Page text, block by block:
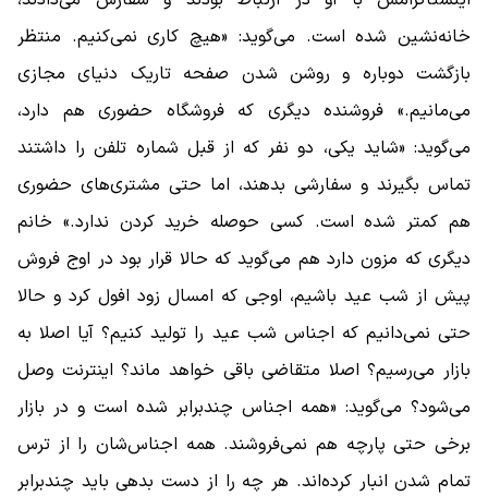
خانه‌نشین شده است. می‌گوید: «هیچ کاری نمی‌کنیم. منتظر
بازگشت دوباره و روشن شدن صفحه تاریک دنیای مجازی
می‌مانیم.» فروشنده دیگری که فروشگاه حضوری هم دارد،
می‌گوید: «شاید یکی، دو نفر که از قبل شماره تلفن را داشتند
تماس بگیرند و سفارشی بدهند، اما حتی مشتری‌های حضوری
هم کمتر شده است. کسی حوصله خرید کردن ندارد.» خانم
دیگری که مزون دارد هم می‌گوید که حالا قرار بود در اوج فروش
پیش از شب عید باشیم، اوجی که امسال زود افول کرد و حالا
حتی نمی‌دانیم که اجناس شب عید را تولید کنیم؟ آیا اصلا به
بازار می‌رسیم؟ اصلا متقاضی باقی خواهد ماند؟ اینترنت وصل
می‌شود؟ می‌گوید: «همه اجناس چندبرابر شده است و در بازار
برخی حتی پارچه هم نمی‌فروشند. همه اجناس‌شان را از ترس
تمام شدن انبار کرده‌اند. هر چه را از دست بدهی باید چندبرابر